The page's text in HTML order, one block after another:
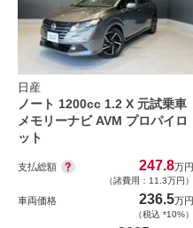
日産
ノート 1200cc 1.2 X 元試乗車
メモリーナビ AVM プロパイロ
ット
支払総額 247.8万円
（諸費用：11.3万円）
車両価格 236.5万円
（税込 *10%）